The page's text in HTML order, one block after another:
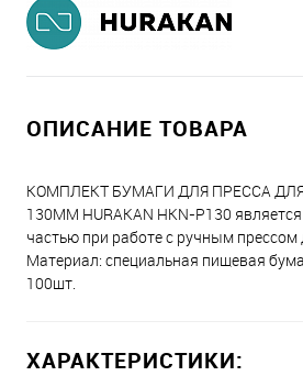
ОПИСАНИЕ ТОВАРА
КОМПЛЕКТ БУМАГИ ДЛЯ ПРЕССА
130ММ HURAKAN HKN-P130
частью при работе с ручным прессом
Материал: специальная пищевая
100шт.
ХАРАКТЕРИСТИКИ: